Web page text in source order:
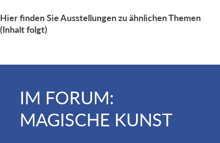
Hier finden Sie Ausstellungen zu ähnlichen Themen
(Inhalt folgt)
IM FORUM:
MAGISCHE KUNST